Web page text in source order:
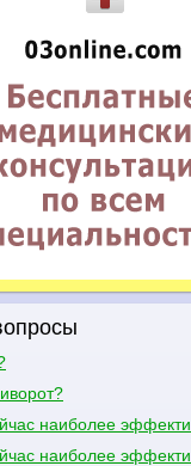
наиболее
наиболее